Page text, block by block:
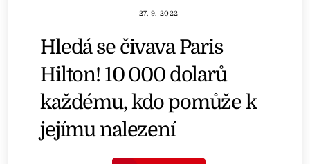
27. 9. 2022
Hledá se čivava Paris
Hilton! 10 000 dolarů
každému, kdo pomůže k
jejímu nalezení